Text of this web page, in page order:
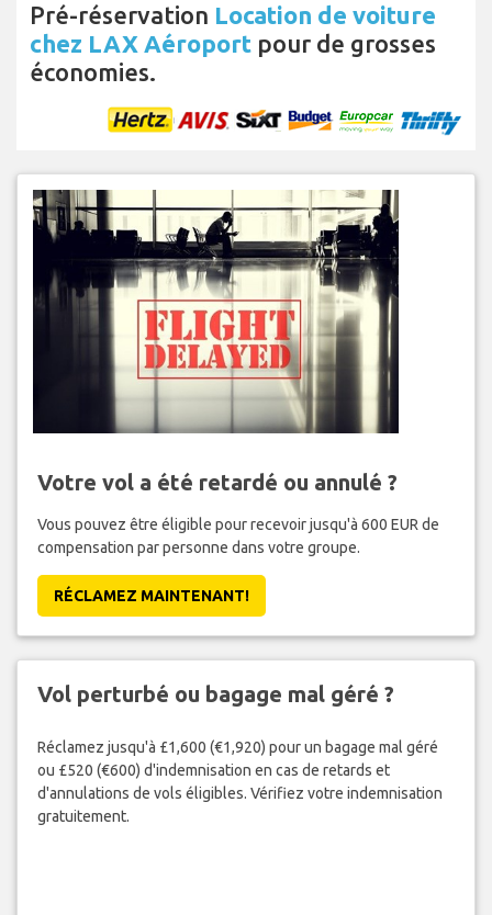
Pré-réservation Location de voiture
chez LAX Aéroport pour de grosses
économies.
Votre vol a été retardé ou annulé ?
Vous pouvez être éligible pour recevoir jusqu'à 600 EUR de
compensation par personne dans votre groupe.
RÉCLAMEZ MAINTENANT!
Vol perturbé ou bagage mal géré ?
Réclamez jusqu'à £1,600 (€1,920) pour un bagage mal géré
ou £520 (€600) d'indemnisation en cas de retards et
d'annulations de vols éligibles. Vérifiez votre indemnisation
gratuitement.